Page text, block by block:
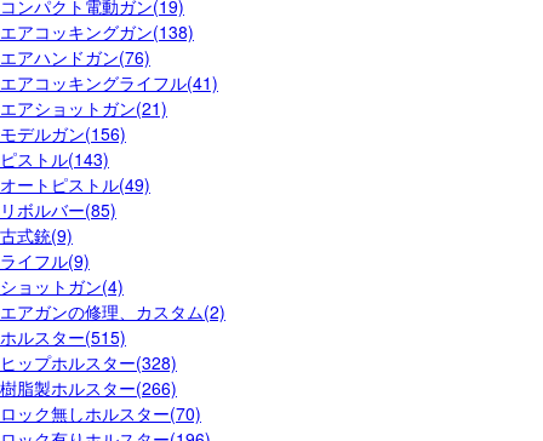
コンパクト電動ガン(19)
エアコッキングガン(138)
エアハンドガン(76)
エアコッキングライフル(41)
エアショットガン(21)
モデルガン(156)
ピストル(143)
オートピストル(49)
リボルバー(85)
古式銃(9)
ライフル(9)
ショットガン(4)
エアガンの修理、カスタム(2)
ホルスター(515)
ヒップホルスター(328)
樹脂製ホルスター(266)
ロック無しホルスター(70)